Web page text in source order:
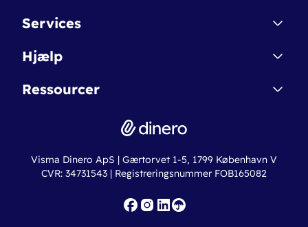
Kontakt
Betingelser & Sikkerhed
Nye funktioner
Services
Dinero Starter
Dinero Pro
Erhvervslån
Fakturaskabeloner
Hjælp
Regnskabsordbogen
Online regnskabskurser
Ressourcer
Ny virksomhed
Iværksætterlegat
Visma Dinero ApS | Gærtorvet 1-5, 1799 København V
CVR: 34731543 | Registreringsnummer FOB165082